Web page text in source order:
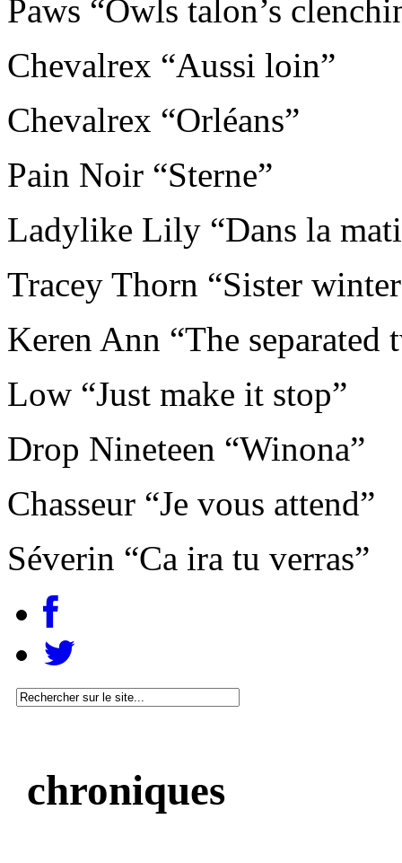
Paws “Owls talon’s
Chevalrex “Aussi loin”
Chevalrex “Orléans”
Pain Noir “Sterne”
Ladylike Lily “Dans la
Tracey Thorn “Sister
Keren Ann “The separated
Low “Just make it stop”
Drop Nineteen “Winona”
Chasseur “Je vous attend”
Séverin “Ca ira tu verras”
chroniques